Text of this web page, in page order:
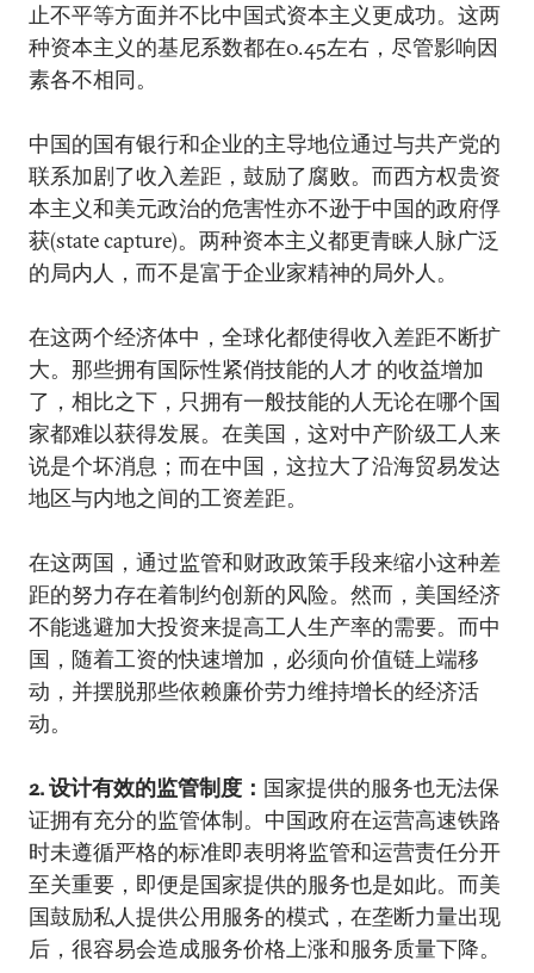
止不平等方面并不比中国式资本主义更成功。这两
种资本主义的基尼系数都在0.45左右，尽管影响因
素各不相同。
中国的国有银行和企业的主导地位通过与共产党的
联系加剧了收入差距，鼓励了腐败。而西方权贵资
本主义和美元政治的危害性亦不逊于中国的政府俘
获(state capture)。两种资本主义都更青睐人脉广泛
的局内人，而不是富于企业家精神的局外人。
在这两个经济体中，全球化都使得收入差距不断扩
大。那些拥有国际性紧俏技能的人才 的收益增加
了，相比之下，只拥有一般技能的人无论在哪个国
家都难以获得发展。在美国，这对中产阶级工人来
说是个坏消息；而在中国，这拉大了沿海贸易发达
地区与内地之间的工资差距。
在这两国，通过监管和财政政策手段来缩小这种差
距的努力存在着制约创新的风险。然而，美国经济
不能逃避加大投资来提高工人生产率的需要。而中
国，随着工资的快速增加，必须向价值链上端移
动，并摆脱那些依赖廉价劳力维持增长的经济活
动。
2. 设计有效的监管制度： 国家提供的服务也无法保
证拥有充分的监管体制。中国政府在运营高速铁路
时未遵循严格的标准即表明将监管和运营责任分开
至关重要，即便是国家提供的服务也是如此。而美
国鼓励私人提供公用服务的模式，在垄断力量出现
后，很容易会造成服务价格上涨和服务质量下降。